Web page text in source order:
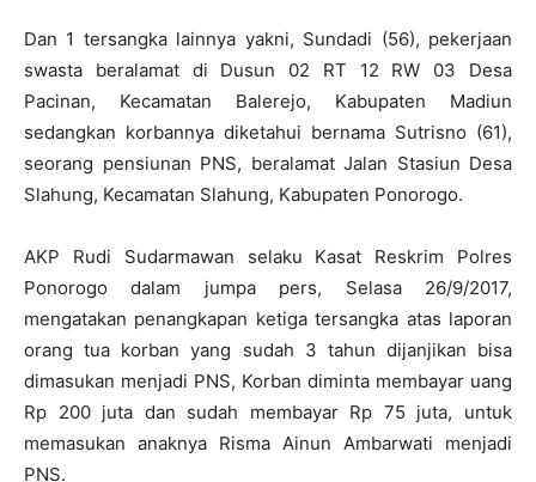
Dan 1 tersangka lainnya yakni, Sundadi (56), pekerjaan
swasta beralamat di Dusun 02 RT 12 RW 03 Desa
Pacinan, Kecamatan Balerejo, Kabupaten Madiun
sedangkan korbannya diketahui bernama Sutrisno (61),
seorang pensiunan PNS, beralamat Jalan Stasiun Desa
Slahung, Kecamatan Slahung, Kabupaten Ponorogo.
AKP Rudi Sudarmawan selaku Kasat Reskrim Polres
Ponorogo dalam jumpa pers, Selasa 26/9/2017,
mengatakan penangkapan ketiga tersangka atas laporan
orang tua korban yang sudah 3 tahun dijanjikan bisa
dimasukan menjadi PNS, Korban diminta membayar uang
Rp 200 juta dan sudah membayar Rp 75 juta, untuk
memasukan anaknya Risma Ainun Ambarwati menjadi
PNS.